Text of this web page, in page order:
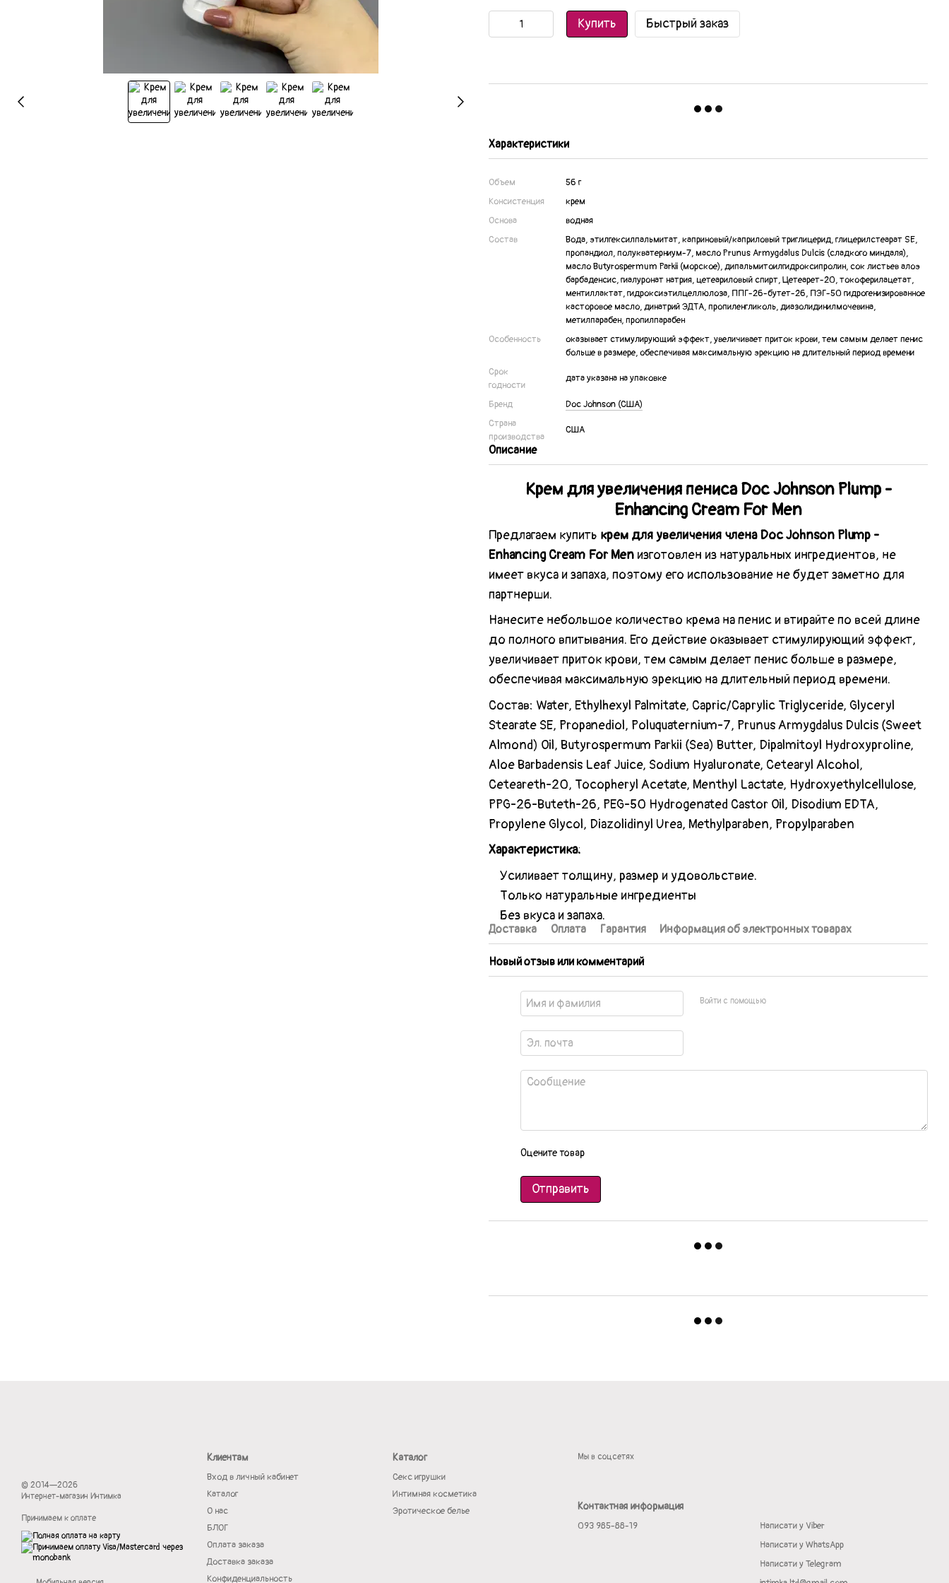
Купить Быстрый заказ
Характеристики
Объем
56 г
Консистенция
крем
Основа
водная
Состав
Вода, этилгексилпальмитат, каприновый/каприловый триглицерид, глицерилстеарат SE,
пропандиол, полукватерниум-7, масло Prunus Armygdalus Dulcis (сладкого миндаля),
масло Butyrospermum Parkii (морское), дипальмитоилгидроксипролин, сок листьев алоэ
барбаденсис, гиалуронат натрия, цетеариловый спирт, Цетеарет-20, токоферилацетат,
ментиллактат, гидроксиэтилцеллюлоза, ППГ-26-бутет-26, ПЭГ-50 гидрогенизированное
касторовое масло, динатрий ЭДТА, пропиленгликоль, диазолидинилмочевина,
метилпарабен, пропилпарабен
Особенность
оказывает стимулирующий эффект, увеличивает приток крови, тем самым делает пенис
больше в размере, обеспечивая максимальную эрекцию на длительный период времени
Срок
годности
дата указана на упаковке
Бренд
Doc Johnson (США)
Страна
производства
США
Описание
Крем для увеличения пениса Doc Johnson Plump -
Enhancing Cream For Men
Предлагаем купить крем для увеличения члена Doc Johnson Plump -
Enhancing Cream For Men изготовлен из натуральных ингредиентов, не
имеет вкуса и запаха, поэтому его использование не будет заметно для
партнерши.
Нанесите небольшое количество крема на пенис и втирайте по всей длине
до полного впитывания. Его действие оказывает стимулирующий эффект,
увеличивает приток крови, тем самым делает пенис больше в размере,
обеспечивая максимальную эрекцию на длительный период времени.
Состав: Water, Ethylhexyl Palmitate, Capric/Caprylic Triglyceride, Glyceryl
Stearate SE, Propanediol, Poluquaternium-7, Prunus Armygdalus Dulcis (Sweet
Almond) Oil, Butyrospermum Parkii (Sea) Butter, Dipalmitoyl Hydroxyproline,
Aloe Barbadensis Leaf Juice, Sodium Hyaluronate, Cetearyl Alcohol,
Ceteareth-20, Tocopheryl Acetate, Menthyl Lactate, Hydroxyethylcellulose,
PPG-26-Buteth-26, PEG-50 Hydrogenated Castor Oil, Disodium EDTA,
Propylene Glycol, Diazolidinyl Urea, Methylparaben, Propylparaben
Характеристика:
Усиливает толщину, размер и удовольствие.
Только натуральные ингредиенты
Без вкуса и запаха.
Доставка Оплата Гарантия Информация об электронных товарах
Новый отзыв или комментарий
Войти с помощью
Оцените товар
Отправить
© 2014—2026
Интернет-магазин Интимка
Принимаем к оплате
Клиентам
Вход в личный кабинет
Каталог
О нас
БЛОГ
Оплата заказа
Доставка заказа
Конфиденциальность
Каталог
Секс игрушки
Интимная косметика
Эротическое белье
Мы в соцсетях
Контактная информация
093 985-88-19
Написати у Viber
Написати у WhatsApp
Написати у Telegram